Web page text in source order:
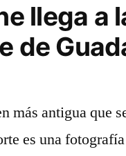
llega a
de
más antigua que
es una